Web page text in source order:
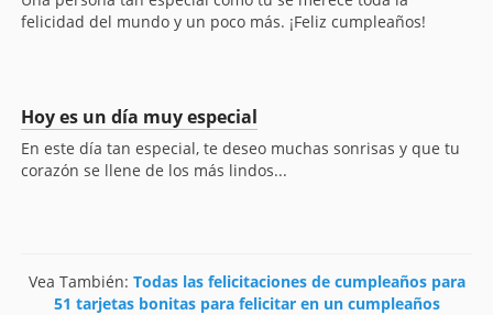
felicidad del mundo y un poco más. ¡Feliz cumpleaños!
Hoy es un día muy especial
En este día tan especial, te deseo muchas sonrisas y que tu
corazón se llene de los más lindos...
Vea También: Todas las felicitaciones de cumpleaños para
51 tarjetas bonitas para felicitar en un cumpleaños